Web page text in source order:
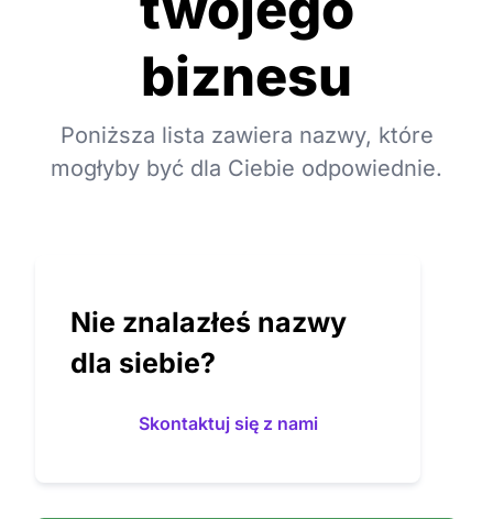
biznesu
Poniższa lista zawiera nazwy, które
mogłyby być dla Ciebie odpowiednie.
Nie znalazłeś nazwy
dla siebie?
Skontaktuj się z nami